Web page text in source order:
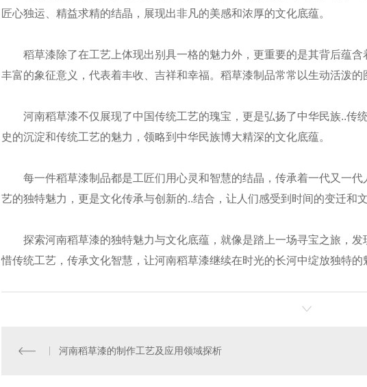
河南稻草漆厂家
匠心独运、精益求精的结晶，展现出非凡的美感和浓厚的文化底蕴。
稻草漆除了在工艺上体现出别具一格的魅力外，更重要的是其背后蕴
丰富的象征意义，代表着丰收、吉祥和幸福。稻草漆制品常常以生动活泼的
河南稻草漆不仅展现了中国传统工艺的瑰宝，更是弘扬了中华民族..传
史的沉淀和传统工艺的魅力，领略到中华民族博大精深的文化底蕴。
每一件稻草漆制品都是工匠们用心灵和智慧的结晶，传承着一代又一
艺的独特魅力，更是文化传承与创新的..结合，让人们感受到时间的变迁和文
探索河南稻草漆的独特魅力与文化底蕴，就像是踏上一场寻宝之旅，
惜传统工艺，传承文化智慧，让河南稻草漆继续在时光的长河中绽放独特的
河南稻草漆的制作工艺及应用领域探析